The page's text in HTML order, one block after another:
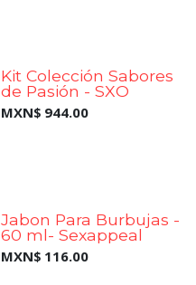
Nueva Presentación
Kit Colección Sabores
de Pasión - SXO
MXN$ 944.00
New!
Jabon Para Burbujas -
60 ml- Sexappeal
MXN$ 116.00